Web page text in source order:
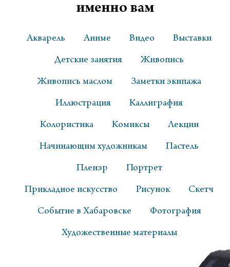
именно вам
Акварель Аниме Видео Выставки
Детские занятия Живопись
Живопись маслом Заметки экипажа
Иллюстрация Каллиграфия
Колористика Комиксы Лекции
Начинающим художникам Пастель
Пленэр Портрет
Прикладное искусство Рисунок Скетч
Событие в Хабаровске Фотография
Художественные материалы